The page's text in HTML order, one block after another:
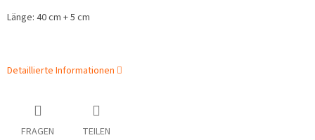
Länge: 40 cm + 5 cm
Detaillierte Informationen
FRAGEN TEILEN